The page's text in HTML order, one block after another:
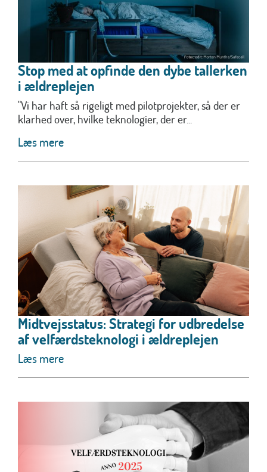
Stop med at opfinde den dybe tallerken
i ældreplejen
"Vi har haft så rigeligt med pilotprojekter, så der er
klarhed over, hvilke teknologier, der er...
Læs mere
Midtvejsstatus: Strategi for udbredelse
af velfærdsteknologi i ældreplejen
Læs mere